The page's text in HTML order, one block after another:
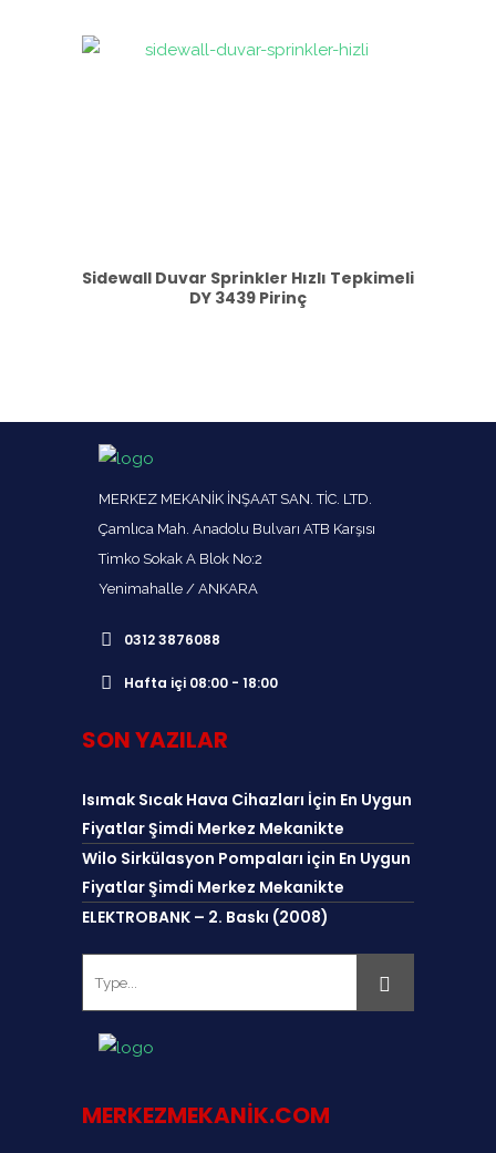
Sidewall Duvar Sprinkler Hızlı Tepkimeli
DY 3439 Pirinç
MERKEZ MEKANİK İNŞAAT SAN. TİC. LTD.
Çamlıca Mah. Anadolu Bulvarı ATB Karşısı
Timko Sokak A Blok No:2
Yenimahalle / ANKARA
0312 3876088
Hafta içi 08:00 - 18:00
SON YAZILAR
Isımak Sıcak Hava Cihazları İçin En Uygun
Fiyatlar Şimdi Merkez Mekanikte
Wilo Sirkülasyon Pompaları için En Uygun
Fiyatlar Şimdi Merkez Mekanikte
ELEKTROBANK – 2. Baskı (2008)
MERKEZMEKANIK.COM